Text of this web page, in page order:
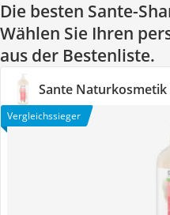
Die besten Sante-
Wählen Sie Ihren
aus der Bestenliste.
Sante Naturkosmetik
Vergleichssieger